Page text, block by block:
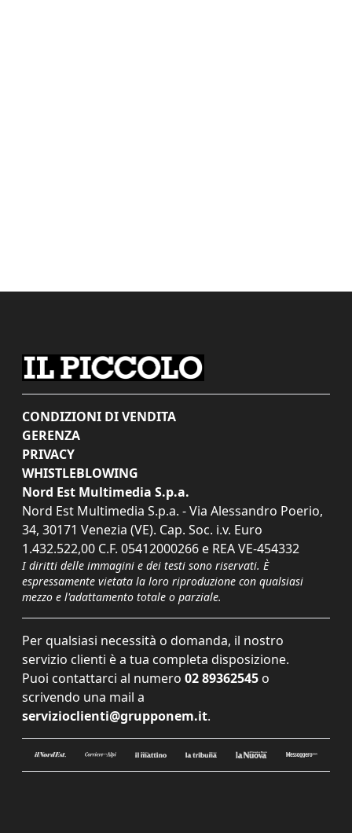
CONDIZIONI DI VENDITA
GERENZA
PRIVACY
WHISTLEBLOWING
Nord Est Multimedia S.p.a.
Nord Est Multimedia S.p.a. - Via Alessandro Poerio,
34, 30171 Venezia (VE). Cap. Soc. i.v. Euro
1.432.522,00 C.F. 05412000266 e REA VE-454332
I diritti delle immagini e dei testi sono riservati. È
espressamente vietata la loro riproduzione con qualsiasi
mezzo e l'adattamento totale o parziale.
Per qualsiasi necessità o domanda, il nostro
servizio clienti è a tua completa disposizione.
Puoi contattarci al numero 02 89362545 o
scrivendo una mail a
servizioclienti@grupponem.it.